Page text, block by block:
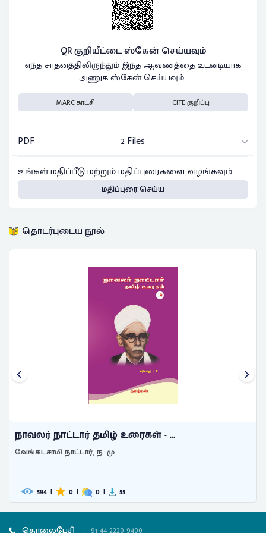
QR குறியீட்டை ஸ்கேன் செய்யவும்
எந்த சாதனத்திலிருந்தும் இந்த ஆவணத்தை உடனடியாக
அணுக ஸ்கேன் செய்யவும்..
MARC காட்சி CITE குறிப்பு
PDF
2 Files
உங்கள் மதிப்பீடு மற்றும் மதிப்புரைகளை வழங்கவும்
மதிப்புரை செய்ய
தொடர்புடைய நூல்
நாவலர் நாட்டார் தமிழ் உரைகள் - ...
வேங்கடசாமி நாட்டார், ந. மு.
594 | 0 | 0 | 55